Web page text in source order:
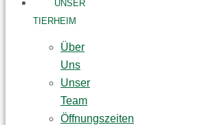
UNSER
TIERHEIM
Über
Uns
Unser
Team
Öffnungszeiten